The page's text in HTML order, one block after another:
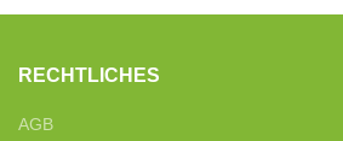
RECHTLICHES
AGB